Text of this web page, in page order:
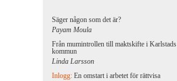
Säger någon som det är?
Payam Moula
Från mumintrollen till maktskifte i Karlstads
kommun
Linda Larsson
Inlogg:En omstart i arbetet för rättvisa